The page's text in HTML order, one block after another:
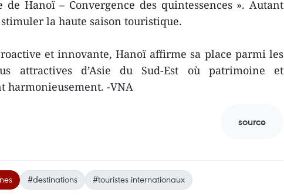
de Hanoï – Convergence des quintessences ». Autant
la haute saison touristique.
et innovante, Hanoï affirme sa place parmi les
attractives d’Asie du Sud-Est où patrimoine et
harmonieusement. -VNA
source
#destinations #touristes internationaux